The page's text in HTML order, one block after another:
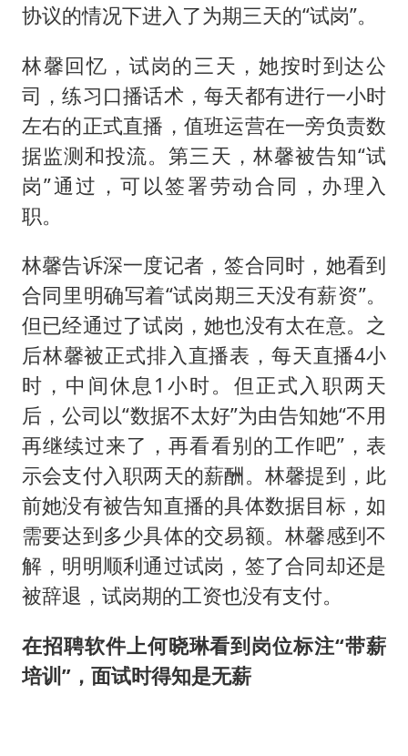
协议的情况下进入了为期三天的“试岗”。
林馨回忆，试岗的三天，她按时到达公
司，练习口播话术，每天都有进行一小时
左右的正式直播，值班运营在一旁负责数
据监测和投流。第三天，林馨被告知“试
岗”通过，可以签署劳动合同，办理入
职。
林馨告诉深一度记者，签合同时，她看到
合同里明确写着“试岗期三天没有薪资”。
但已经通过了试岗，她也没有太在意。之
后林馨被正式排入直播表，每天直播4小
时，中间休息1小时。但正式入职两天
后，公司以“数据不太好”为由告知她“不用
再继续过来了，再看看别的工作吧”，表
示会支付入职两天的薪酬。林馨提到，此
前她没有被告知直播的具体数据目标，如
需要达到多少具体的交易额。林馨感到不
解，明明顺利通过试岗，签了合同却还是
被辞退，试岗期的工资也没有支付。
在招聘软件上何晓琳看到岗位标注“带薪
培训”，面试时得知是无薪